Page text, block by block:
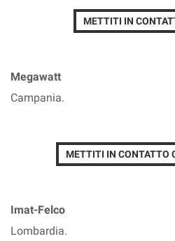
METTITI IN
Megawatt
Campania.
METTITI IN CONTATTO
Imat-Felco
Lombardia.